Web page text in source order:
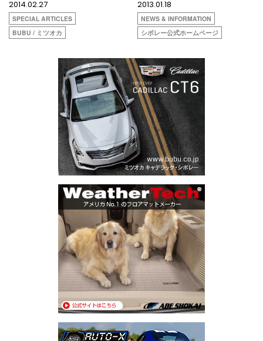
2014.02.27
SPECIAL ARTICLES
BUBU / ミツオカ
2013.01.18
NEWS & INFORMATION
シボレー公式ホームページ